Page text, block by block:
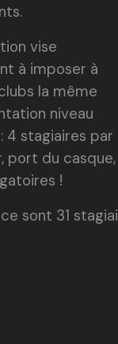
vise
à imposer à
la même
niveau
4 stagiaires par
port du
!
sont 31